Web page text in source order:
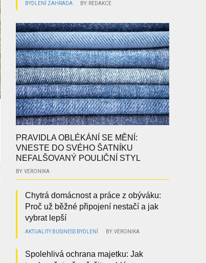
BYDLENÍ ZAHRADA BY: REDAKCE
PRAVIDLA OBLÉKÁNÍ SE MĚNÍ:
VNESTE DO SVÉHO ŠATNÍKU
NEFALŠOVANÝ POULIČNÍ STYL
BY: VERONIKA
Chytrá domácnost a práce z obýváku:
Proč už běžné připojení nestačí a jak
vybrat lepší
AKTUALITY BUSINESS BYDLENÍ BY: VERONIKA
Spolehlivá ochrana majetku: Jak